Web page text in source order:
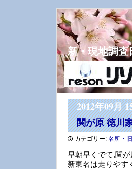
新・現地調査
2012年09月
関が原 徳川
カテゴリー: 名所・
早朝早くでて,関
新東名は走りやす